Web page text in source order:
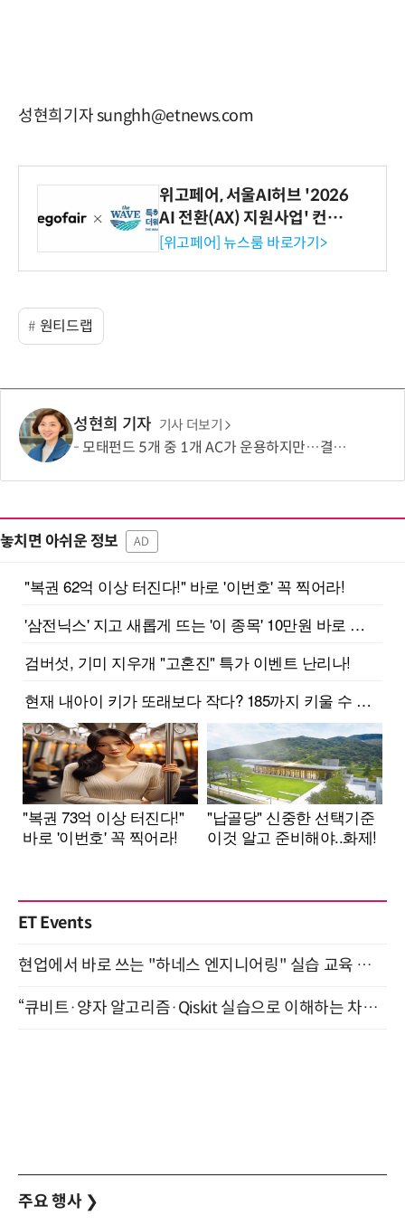
성현희기자 sunghh@etnews.com
위고페어, 서울AI허브 '2026
AI 전환(AX) 지원사업' 컨소
시엄 선정
[위고페어] 뉴스룸 바로가기>
원티드랩
성현희 기자 기사 더보기
모태펀드 5개 중 1개 AC가 운용하지만…결성액 비중은 5.6%
놓치면 아쉬운 정보 AD
ET Events
현업에서 바로 쓰는 "하네스 엔지니어링" 실습 교육 워크숍 8월 20일 개최
“큐비트·양자 알고리즘·Qiskit 실습으로 이해하는 차세대 컴퓨팅” (8/28)
주요 행사 ❯